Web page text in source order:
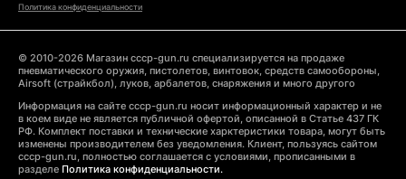
Политика конфиденциальности
© 2010-2026 Магазин cccp-gun.ru специализируется на продаже
пневматического оружия, пистолетов, винтовок, средств самообороны,
Airsoft (страйкбол), луков, арбалетов, снаряжения и много другого
Информация на сайте cccp-gun.ru носит информационный характер и не
в коем виде не является публичной офертой, описанной в Статье 437 ГК
РФ. Комплект поставки и технические харктеристики товара, могут быть
изменены производителем без уведомления. Клиент, пользуясь сайтом
cccp-gun.ru, полностью соглашается с условиями, прописанными в
разделе Политика конфиденциальности.